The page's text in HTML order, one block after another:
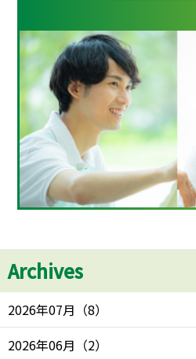
Archives
2026年07月 （8）
2026年06月 （2）